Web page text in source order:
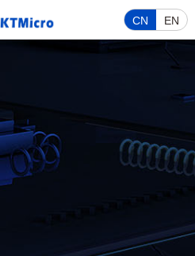
CN EN